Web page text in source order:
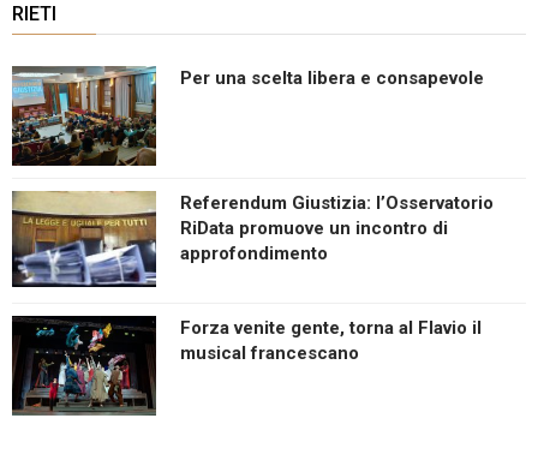
RIETI
Per una scelta libera e consapevole
Referendum Giustizia: l’Osservatorio
RiData promuove un incontro di
approfondimento
Forza venite gente, torna al Flavio il
musical francescano